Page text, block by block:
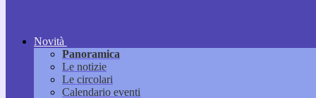
Novità
Panoramica
Le notizie
Le circolari
Calendario eventi